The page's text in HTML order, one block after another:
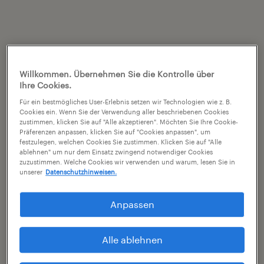
Willkommen. Übernehmen Sie die Kontrolle über
Ihre Cookies.
Für ein bestmögliches User-Erlebnis setzen wir Technologien wie z. B.
Cookies ein. Wenn Sie der Verwendung aller beschriebenen Cookies
zustimmen, klicken Sie auf "Alle akzeptieren". Möchten Sie Ihre Cookie-
Präferenzen anpassen, klicken Sie auf "Cookies anpassen", um
festzulegen, welchen Cookies Sie zustimmen. Klicken Sie auf "Alle
ablehnen" um nur dem Einsatz zwingend notwendiger Cookies
zuzustimmen. Welche Cookies wir verwenden und warum, lesen Sie in
unserer Datenschutzhinweisen.
Anpassen
Alle ablehnen